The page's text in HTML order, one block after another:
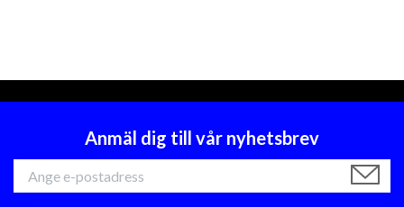
Anmäl dig till vår nyhetsbrev